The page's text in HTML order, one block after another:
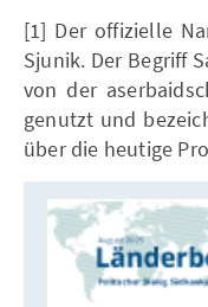
[1] Der offizielle
Sjunik. Der Begriff
von der
genutzt und
über die heutige